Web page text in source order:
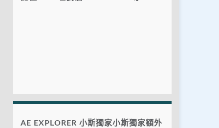
AE EXPLORER 小斯獨家小斯獨家額外